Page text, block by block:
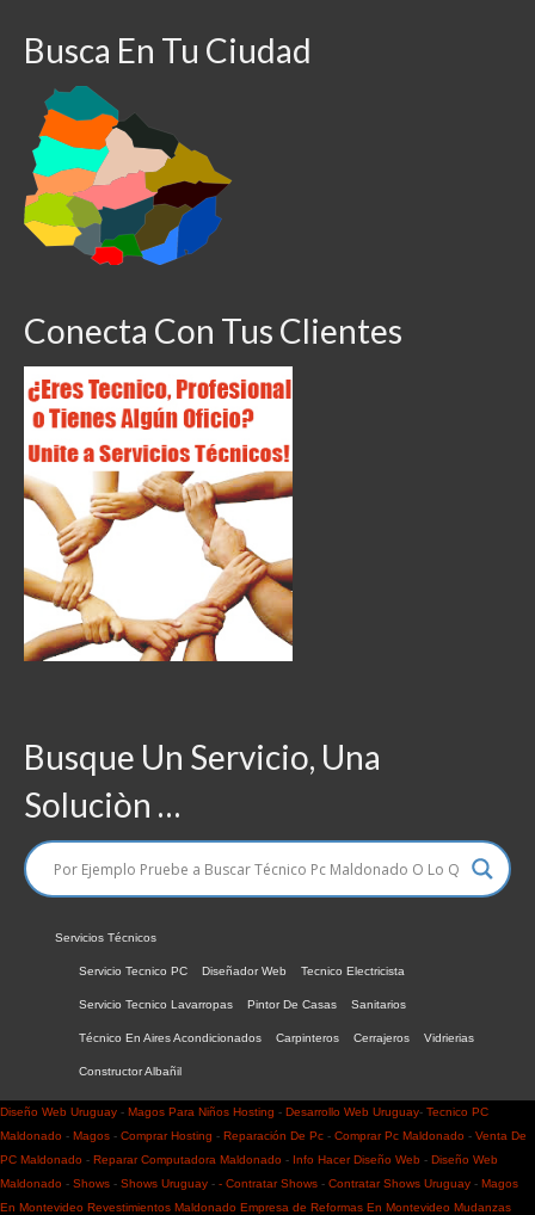
Busca En Tu Ciudad
Conecta Con Tus Clientes
Busque Un Servicio, Una
Soluciòn …
Servicios Técnicos
Servicio Tecnico PC Diseñador Web Tecnico Electricista
Servicio Tecnico Lavarropas Pintor De Casas Sanitarios
Técnico En Aires Acondicionados Carpinteros Cerrajeros Vidrierias
Constructor Albañil
Diseño Web Uruguay - Magos Para Niños Hosting - Desarrollo Web Uruguay- Tecnico PC
Maldonado - Magos - Comprar Hosting - Reparación De Pc - Comprar Pc Maldonado - Venta De
PC Maldonado - Reparar Computadora Maldonado - Info Hacer Diseño Web - Diseño Web
Maldonado - Shows - Shows Uruguay - - Contratar Shows - Contratar Shows Uruguay - Magos
En Montevideo Revestimientos Maldonado Empresa de Reformas En Montevideo Mudanzas